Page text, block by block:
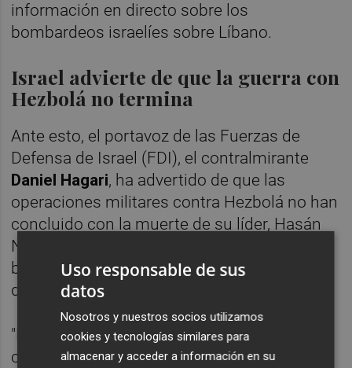
información en directo sobre los
bombardeos israelíes sobre Líbano.
Israel advierte de que la guerra con
Hezbolá no termina
Ante esto, el portavoz de las Fuerzas de
Defensa de Israel (FDI), el contralmirante
Daniel Hagari, ha advertido de que las
operaciones militares contra Hezbolá no han
concluido con la muerte de su líder, Hasán
Nasralá, como consecuencia del intenso
bombardeo del viernes sobre instalaciones
del grupo en el sur de Beirut.
"Esto no ha terminado, Hezbolá tiene más
capacidades", ha dicho Hagari en una
Uso responsable de sus
datos
Nosotros y nuestros socios utilizamos
cookies y tecnologías similares para
almacenar y acceder a información en su